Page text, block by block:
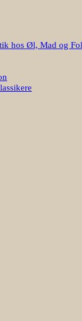
hos Øl, Mad og